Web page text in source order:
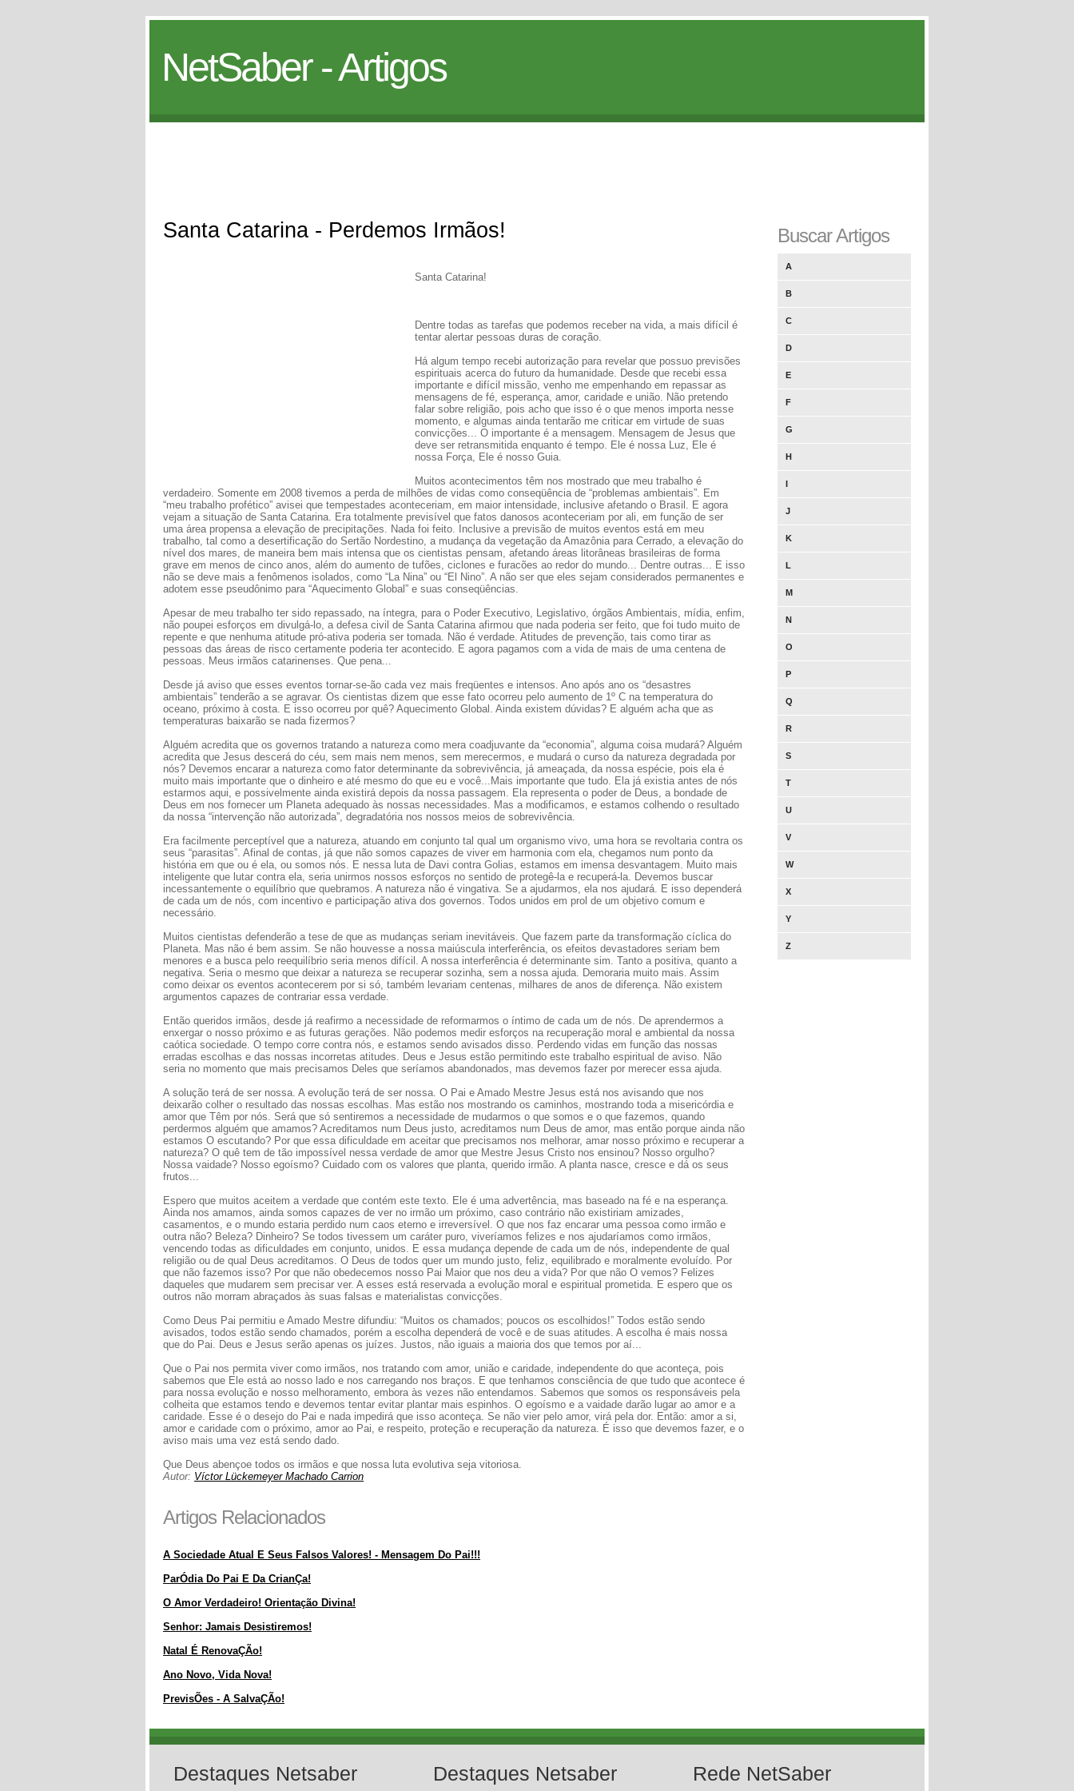
NetSaber - Artigos
Santa Catarina - Perdemos Irmãos!
Santa Catarina!
Dentre todas as tarefas que podemos receber na vida, a mais difícil é
tentar alertar pessoas duras de coração.
Há algum tempo recebi autorização para revelar que possuo previsões
espirituais acerca do futuro da humanidade. Desde que recebi essa
importante e difícil missão, venho me empenhando em repassar as
mensagens de fé, esperança, amor, caridade e união. Não pretendo
falar sobre religião, pois acho que isso é o que menos importa nesse
momento, e algumas ainda tentarão me criticar em virtude de suas
convicções... O importante é a mensagem. Mensagem de Jesus que
deve ser retransmitida enquanto é tempo. Ele é nossa Luz, Ele é
nossa Força, Ele é nosso Guia.
Muitos acontecimentos têm nos mostrado que meu trabalho é
verdadeiro. Somente em 2008 tivemos a perda de milhões de vidas como conseqüência de “problemas ambientais”. Em
“meu trabalho profético” avisei que tempestades aconteceriam, em maior intensidade, inclusive afetando o Brasil. E agora
vejam a situação de Santa Catarina. Era totalmente previsível que fatos danosos aconteceriam por ali, em função de ser
uma área propensa a elevação de precipitações. Nada foi feito. Inclusive a previsão de muitos eventos está em meu
trabalho, tal como a desertificação do Sertão Nordestino, a mudança da vegetação da Amazônia para Cerrado, a elevação do
nível dos mares, de maneira bem mais intensa que os cientistas pensam, afetando áreas litorâneas brasileiras de forma
grave em menos de cinco anos, além do aumento de tufões, ciclones e furacões ao redor do mundo... Dentre outras... E isso
não se deve mais a fenômenos isolados, como “La Nina” ou “El Nino”. A não ser que eles sejam considerados permanentes e
adotem esse pseudônimo para “Aquecimento Global” e suas conseqüências.
Apesar de meu trabalho ter sido repassado, na íntegra, para o Poder Executivo, Legislativo, órgãos Ambientais, mídia, enfim,
não poupei esforços em divulgá-lo, a defesa civil de Santa Catarina afirmou que nada poderia ser feito, que foi tudo muito de
repente e que nenhuma atitude pró-ativa poderia ser tomada. Não é verdade. Atitudes de prevenção, tais como tirar as
pessoas das áreas de risco certamente poderia ter acontecido. E agora pagamos com a vida de mais de uma centena de
pessoas. Meus irmãos catarinenses. Que pena...
Desde já aviso que esses eventos tornar-se-ão cada vez mais freqüentes e intensos. Ano após ano os “desastres
ambientais” tenderão a se agravar. Os cientistas dizem que esse fato ocorreu pelo aumento de 1º C na temperatura do
oceano, próximo à costa. E isso ocorreu por quê? Aquecimento Global. Ainda existem dúvidas? E alguém acha que as
temperaturas baixarão se nada fizermos?
Alguém acredita que os governos tratando a natureza como mera coadjuvante da “economia”, alguma coisa mudará? Alguém
acredita que Jesus descerá do céu, sem mais nem menos, sem merecermos, e mudará o curso da natureza degradada por
nós? Devemos encarar a natureza como fator determinante da sobrevivência, já ameaçada, da nossa espécie, pois ela é
muito mais importante que o dinheiro e até mesmo do que eu e você...Mais importante que tudo. Ela já existia antes de nós
estarmos aqui, e possivelmente ainda existirá depois da nossa passagem. Ela representa o poder de Deus, a bondade de
Deus em nos fornecer um Planeta adequado às nossas necessidades. Mas a modificamos, e estamos colhendo o resultado
da nossa “intervenção não autorizada”, degradatória nos nossos meios de sobrevivência.
Era facilmente perceptível que a natureza, atuando em conjunto tal qual um organismo vivo, uma hora se revoltaria contra os
seus “parasitas”. Afinal de contas, já que não somos capazes de viver em harmonia com ela, chegamos num ponto da
história em que ou é ela, ou somos nós. E nessa luta de Davi contra Golias, estamos em imensa desvantagem. Muito mais
inteligente que lutar contra ela, seria unirmos nossos esforços no sentido de protegê-la e recuperá-la. Devemos buscar
incessantemente o equilíbrio que quebramos. A natureza não é vingativa. Se a ajudarmos, ela nos ajudará. E isso dependerá
de cada um de nós, com incentivo e participação ativa dos governos. Todos unidos em prol de um objetivo comum e
necessário.
Muitos cientistas defenderão a tese de que as mudanças seriam inevitáveis. Que fazem parte da transformação cíclica do
Planeta. Mas não é bem assim. Se não houvesse a nossa maiúscula interferência, os efeitos devastadores seriam bem
menores e a busca pelo reequilíbrio seria menos difícil. A nossa interferência é determinante sim. Tanto a positiva, quanto a
negativa. Seria o mesmo que deixar a natureza se recuperar sozinha, sem a nossa ajuda. Demoraria muito mais. Assim
como deixar os eventos acontecerem por si só, também levariam centenas, milhares de anos de diferença. Não existem
argumentos capazes de contrariar essa verdade.
Então queridos irmãos, desde já reafirmo a necessidade de reformarmos o íntimo de cada um de nós. De aprendermos a
enxergar o nosso próximo e as futuras gerações. Não podemos medir esforços na recuperação moral e ambiental da nossa
caótica sociedade. O tempo corre contra nós, e estamos sendo avisados disso. Perdendo vidas em função das nossas
erradas escolhas e das nossas incorretas atitudes. Deus e Jesus estão permitindo este trabalho espiritual de aviso. Não
seria no momento que mais precisamos Deles que seríamos abandonados, mas devemos fazer por merecer essa ajuda.
A solução terá de ser nossa. A evolução terá de ser nossa. O Pai e Amado Mestre Jesus está nos avisando que nos
deixarão colher o resultado das nossas escolhas. Mas estão nos mostrando os caminhos, mostrando toda a misericórdia e
amor que Têm por nós. Será que só sentiremos a necessidade de mudarmos o que somos e o que fazemos, quando
perdermos alguém que amamos? Acreditamos num Deus justo, acreditamos num Deus de amor, mas então porque ainda não
estamos O escutando? Por que essa dificuldade em aceitar que precisamos nos melhorar, amar nosso próximo e recuperar a
natureza? O quê tem de tão impossível nessa verdade de amor que Mestre Jesus Cristo nos ensinou? Nosso orgulho?
Nossa vaidade? Nosso egoísmo? Cuidado com os valores que planta, querido irmão. A planta nasce, cresce e dá os seus
frutos...
Espero que muitos aceitem a verdade que contém este texto. Ele é uma advertência, mas baseado na fé e na esperança.
Ainda nos amamos, ainda somos capazes de ver no irmão um próximo, caso contrário não existiriam amizades,
casamentos, e o mundo estaria perdido num caos eterno e irreversível. O que nos faz encarar uma pessoa como irmão e
outra não? Beleza? Dinheiro? Se todos tivessem um caráter puro, viveríamos felizes e nos ajudaríamos como irmãos,
vencendo todas as dificuldades em conjunto, unidos. E essa mudança depende de cada um de nós, independente de qual
religião ou de qual Deus acreditamos. O Deus de todos quer um mundo justo, feliz, equilibrado e moralmente evoluído. Por
que não fazemos isso? Por que não obedecemos nosso Pai Maior que nos deu a vida? Por que não O vemos? Felizes
daqueles que mudarem sem precisar ver. A esses está reservada a evolução moral e espiritual prometida. E espero que os
outros não morram abraçados às suas falsas e materialistas convicções.
Como Deus Pai permitiu e Amado Mestre difundiu: “Muitos os chamados; poucos os escolhidos!” Todos estão sendo
avisados, todos estão sendo chamados, porém a escolha dependerá de você e de suas atitudes. A escolha é mais nossa
que do Pai. Deus e Jesus serão apenas os juízes. Justos, não iguais a maioria dos que temos por aí...
Que o Pai nos permita viver como irmãos, nos tratando com amor, união e caridade, independente do que aconteça, pois
sabemos que Ele está ao nosso lado e nos carregando nos braços. E que tenhamos consciência de que tudo que acontece é
para nossa evolução e nosso melhoramento, embora às vezes não entendamos. Sabemos que somos os responsáveis pela
colheita que estamos tendo e devemos tentar evitar plantar mais espinhos. O egoísmo e a vaidade darão lugar ao amor e a
caridade. Esse é o desejo do Pai e nada impedirá que isso aconteça. Se não vier pelo amor, virá pela dor. Então: amor a si,
amor e caridade com o próximo, amor ao Pai, e respeito, proteção e recuperação da natureza. É isso que devemos fazer, e o
aviso mais uma vez está sendo dado.
Que Deus abençoe todos os irmãos e que nossa luta evolutiva seja vitoriosa.
Autor: Víctor Lückemeyer Machado Carrion
Artigos Relacionados
A Sociedade Atual E Seus Falsos Valores! - Mensagem Do Pai!!!
ParÓdia Do Pai E Da CrianÇa!
O Amor Verdadeiro! Orientação Divina!
Senhor: Jamais Desistiremos!
Natal É RenovaÇÃo!
Ano Novo, Vida Nova!
PrevisÕes - A SalvaÇÃo!
Buscar Artigos
A
B
C
D
E
F
G
H
I
J
K
L
M
N
O
P
Q
R
S
T
U
V
W
X
Y
Z
Destaques Netsaber Destaques Netsaber Rede NetSaber